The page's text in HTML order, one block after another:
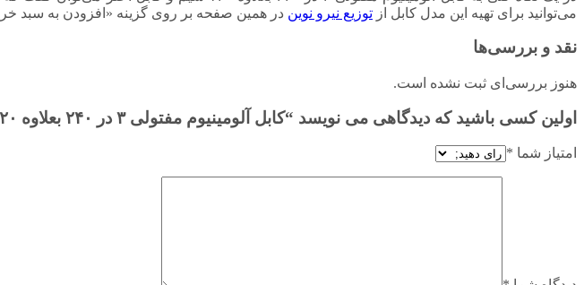
می‌توانید برای تهیه این مدل کابل از توزیع نیرو نوین در همین صفحه بر روی گزینه «افزودن به سبد
نقد و بررسی‌ها
هنوز بررسی‌ای ثبت نشده است.
اولین کسی باشید که دیدگاهی می نویسد “کابل آلومینیوم مفتولی ۳ در ۲۴۰ بعلاوه ۱۲۰ سیم و کابل اختر”
امتیاز شما *